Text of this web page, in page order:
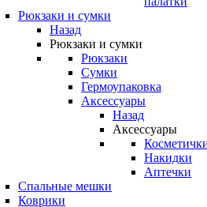
Рюкзаки и сумки
Назад
Рюкзаки и сумки
Рюкзаки
Сумки
Гермоупаковка
Аксессуары
Назад
Аксессуары
Накидки
Аптечки
Спальные мешки
Коврики